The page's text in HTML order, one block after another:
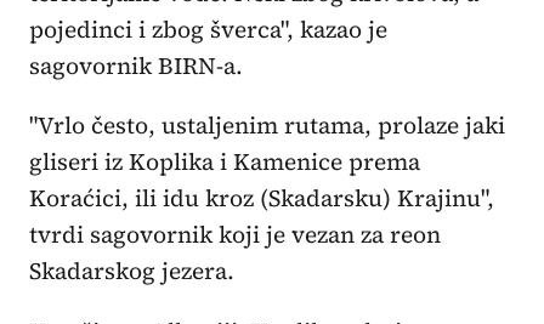
pojedinci i zbog šverca", kazao je
sagovornik BIRN-a.
"Vrlo često, ustaljenim rutama, prolaze jaki
gliseri iz Koplika i Kamenice prema
Koraćici, ili idu kroz (Skadarsku) Krajinu",
tvrdi sagovornik koji je vezan za reon
Skadarskog jezera.